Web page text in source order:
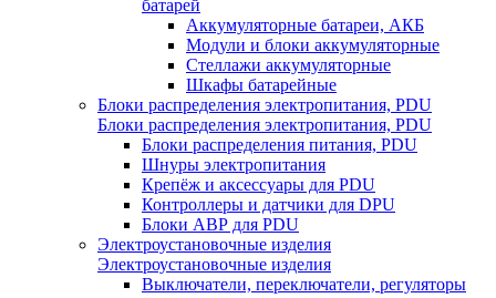
батарей
Аккумуляторные батареи, АКБ
Модули и блоки аккумуляторные
Стеллажи аккумуляторные
Шкафы батарейные
Блоки распределения электропитания, PDU
Блоки распределения электропитания, PDU
Блоки распределения питания, PDU
Шнуры электропитания
Крепёж и аксессуары для PDU
Контроллеры и датчики для DPU
Блоки АВР для PDU
Электроустановочные изделия
Электроустановочные изделия
Выключатели, переключатели, регуляторы